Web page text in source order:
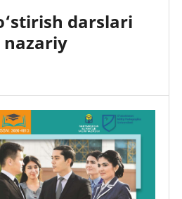
darslari